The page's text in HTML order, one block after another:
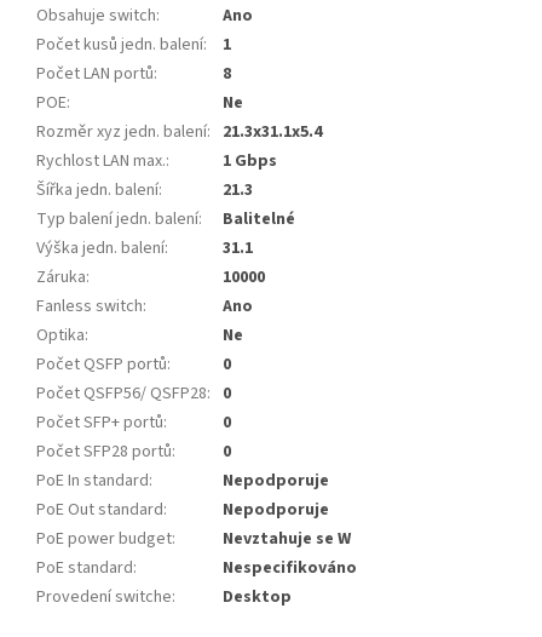
Obsahuje switch:
Ano
Počet kusů jedn. balení:
1
Počet LAN portů:
8
POE:
Ne
Rozměr xyz jedn. balení: 21.3x31.1x5.4
Rychlost LAN max.:
1 Gbps
Šířka jedn. balení:
21.3
Typ balení jedn. balení:
Balitelné
Výška jedn. balení:
31.1
Záruka:
10000
Fanless switch:
Ano
Optika:
Ne
Počet QSFP portů:
0
Počet QSFP56/ QSFP28: 0
Počet SFP+ portů:
0
Počet SFP28 portů:
0
PoE In standard:
Nepodporuje
PoE Out standard:
Nepodporuje
PoE power budget:
Nevztahuje se W
PoE standard:
Nespecifikováno
Provedení switche: Desktop